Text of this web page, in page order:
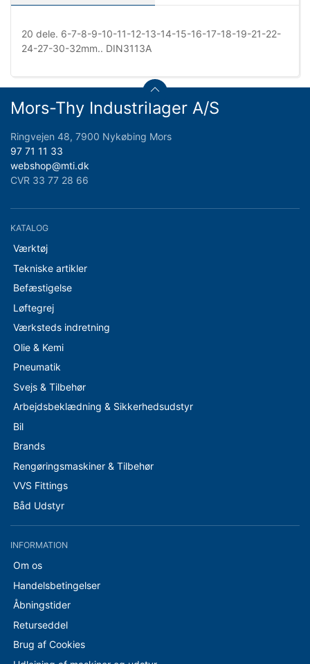
20 dele. 6-7-8-9-10-11-12-13-14-15-16-17-18-19-21-22-
24-27-30-32mm.. DIN3113A
Mors-Thy Industrilager A/S
Ringvejen 48, 7900 Nykøbing Mors
97 71 11 33
webshop@mti.dk
CVR 33 77 28 66
KATALOG
Værktøj
Tekniske artikler
Befæstigelse
Løftegrej
Værksteds indretning
Olie & Kemi
Pneumatik
Svejs & Tilbehør
Arbejdsbeklædning & Sikkerhedsudstyr
Bil
Brands
Rengøringsmaskiner & Tilbehør
VVS Fittings
Båd Udstyr
INFORMATION
Om os
Handelsbetingelser
Åbningstider
Returseddel
Brug af Cookies